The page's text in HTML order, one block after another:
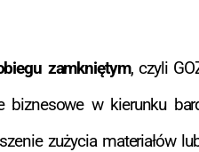
zamkniętym, czyli
w kierunku
zużycia materiałów